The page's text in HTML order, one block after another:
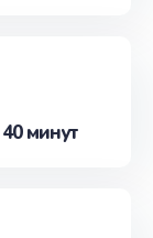
минут